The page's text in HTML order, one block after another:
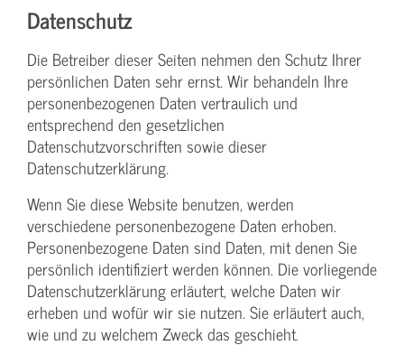
Datenschutz
Die Betreiber dieser Seiten nehmen den Schutz Ihrer
persönlichen Daten sehr ernst. Wir behandeln Ihre
personenbezogenen Daten vertraulich und
entsprechend den gesetzlichen
Datenschutzvorschriften sowie dieser
Datenschutzerklärung.
Wenn Sie diese Website benutzen, werden
verschiedene personenbezogene Daten erhoben.
Personenbezogene Daten sind Daten, mit denen Sie
persönlich identifiziert werden können. Die vorliegende
Datenschutzerklärung erläutert, welche Daten wir
erheben und wofür wir sie nutzen. Sie erläutert auch,
wie und zu welchem Zweck das geschieht.